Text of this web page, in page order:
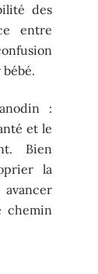
des
entre
:
et le
Bien
la
chemin